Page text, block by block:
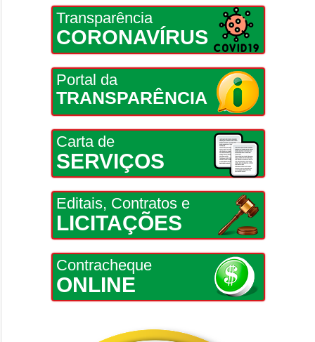
Transparência
CORONAVÍRUS
Portal da
TRANSPARÊNCIA
Carta de
SERVIÇOS
Editais, Contratos e
LICITAÇÕES
Contracheque
ONLINE